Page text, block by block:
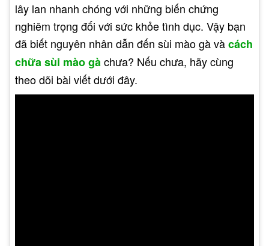
lây lan nhanh chóng với những biến chứng
nghiêm trọng đối với sức khỏe tình dục. Vậy bạn
đã biết nguyên nhân dẫn đến sùi mào gà vàcách
chữa sùi mào gàchưa? Nếu chưa, hãy cùng
theo dõi bài viết dưới đây.